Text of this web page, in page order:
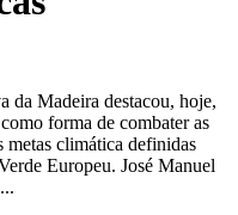
da Madeira destacou, hoje,
forma de combater as
metas climática definidas
Europeu. José Manuel